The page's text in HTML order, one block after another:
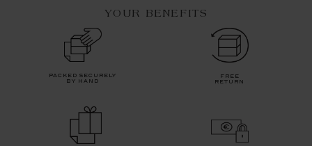
YOUR BENEFITS
packed securely
by hand
free
return